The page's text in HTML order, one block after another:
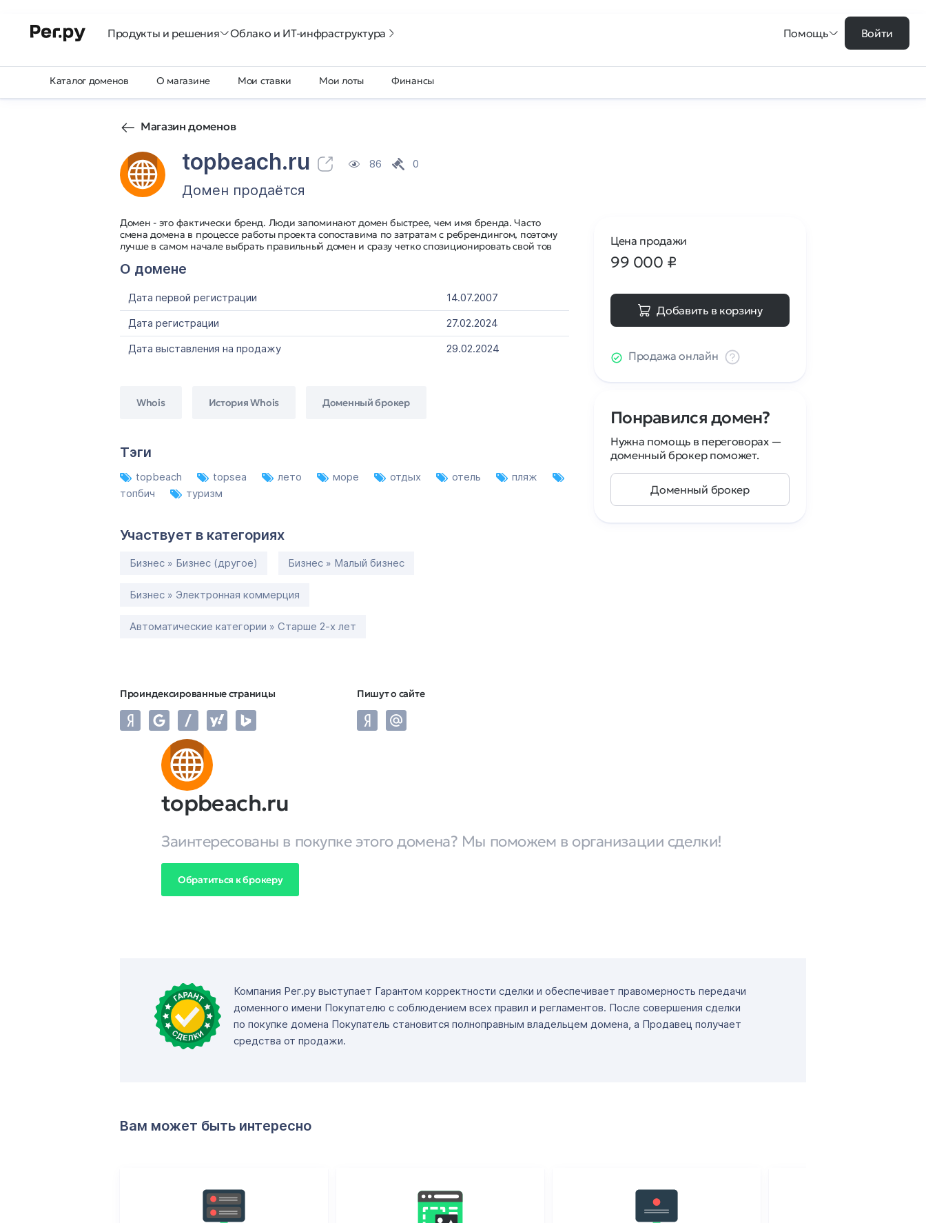
Продукты и решения Облако и ИТ-инфраструктура Помощь Войти
Каталог доменов О магазине Мои ставки Мои лоты Финансы
Магазин доменов
topbeach.ru 86 0
Домен продаётся
Домен - это фактически бренд. Люди запоминают домен быстрее, чем имя бренда. Часто
смена домена в процессе работы проекта сопоставима по затратам с ребрендингом, поэтому
лучше в самом начале выбрать правильный домен и сразу четко спозиционировать свой тов
О домене
Дата первой регистрации
14.07.2007
Дата регистрации
27.02.2024
Дата выставления на продажу
29.02.2024
Whois История Whois Доменный брокер
Тэги
topbeach topsea лето море отдых отель
пляж
топбич
туризм
Участвует в категориях
Бизнес » Бизнес (другое) Бизнес » Малый бизнес
Бизнес » Электронная коммерция
Автоматические категории » Старше 2-х лет
Проиндексированные страницы Пишут о сайте
Цена продажи
99 000 ₽
Добавить в корзину
Продажа онлайн
Понравился домен?
Нужна помощь в переговорах —
доменный брокер поможет.
Доменный брокер
topbeach.ru
Заинтересованы в покупке этого домена? Мы поможем в организации сделки!
Обратиться к брокеру
Компания Рег.ру выступает Гарантом корректности сделки и обеспечивает правомерность передачи
доменного имени Покупателю с соблюдением всех правил и регламентов. После совершения сделки
по покупке домена Покупатель становится полноправным владельцем домена, а Продавец получает
средства от продажи.
Вам может быть интересно